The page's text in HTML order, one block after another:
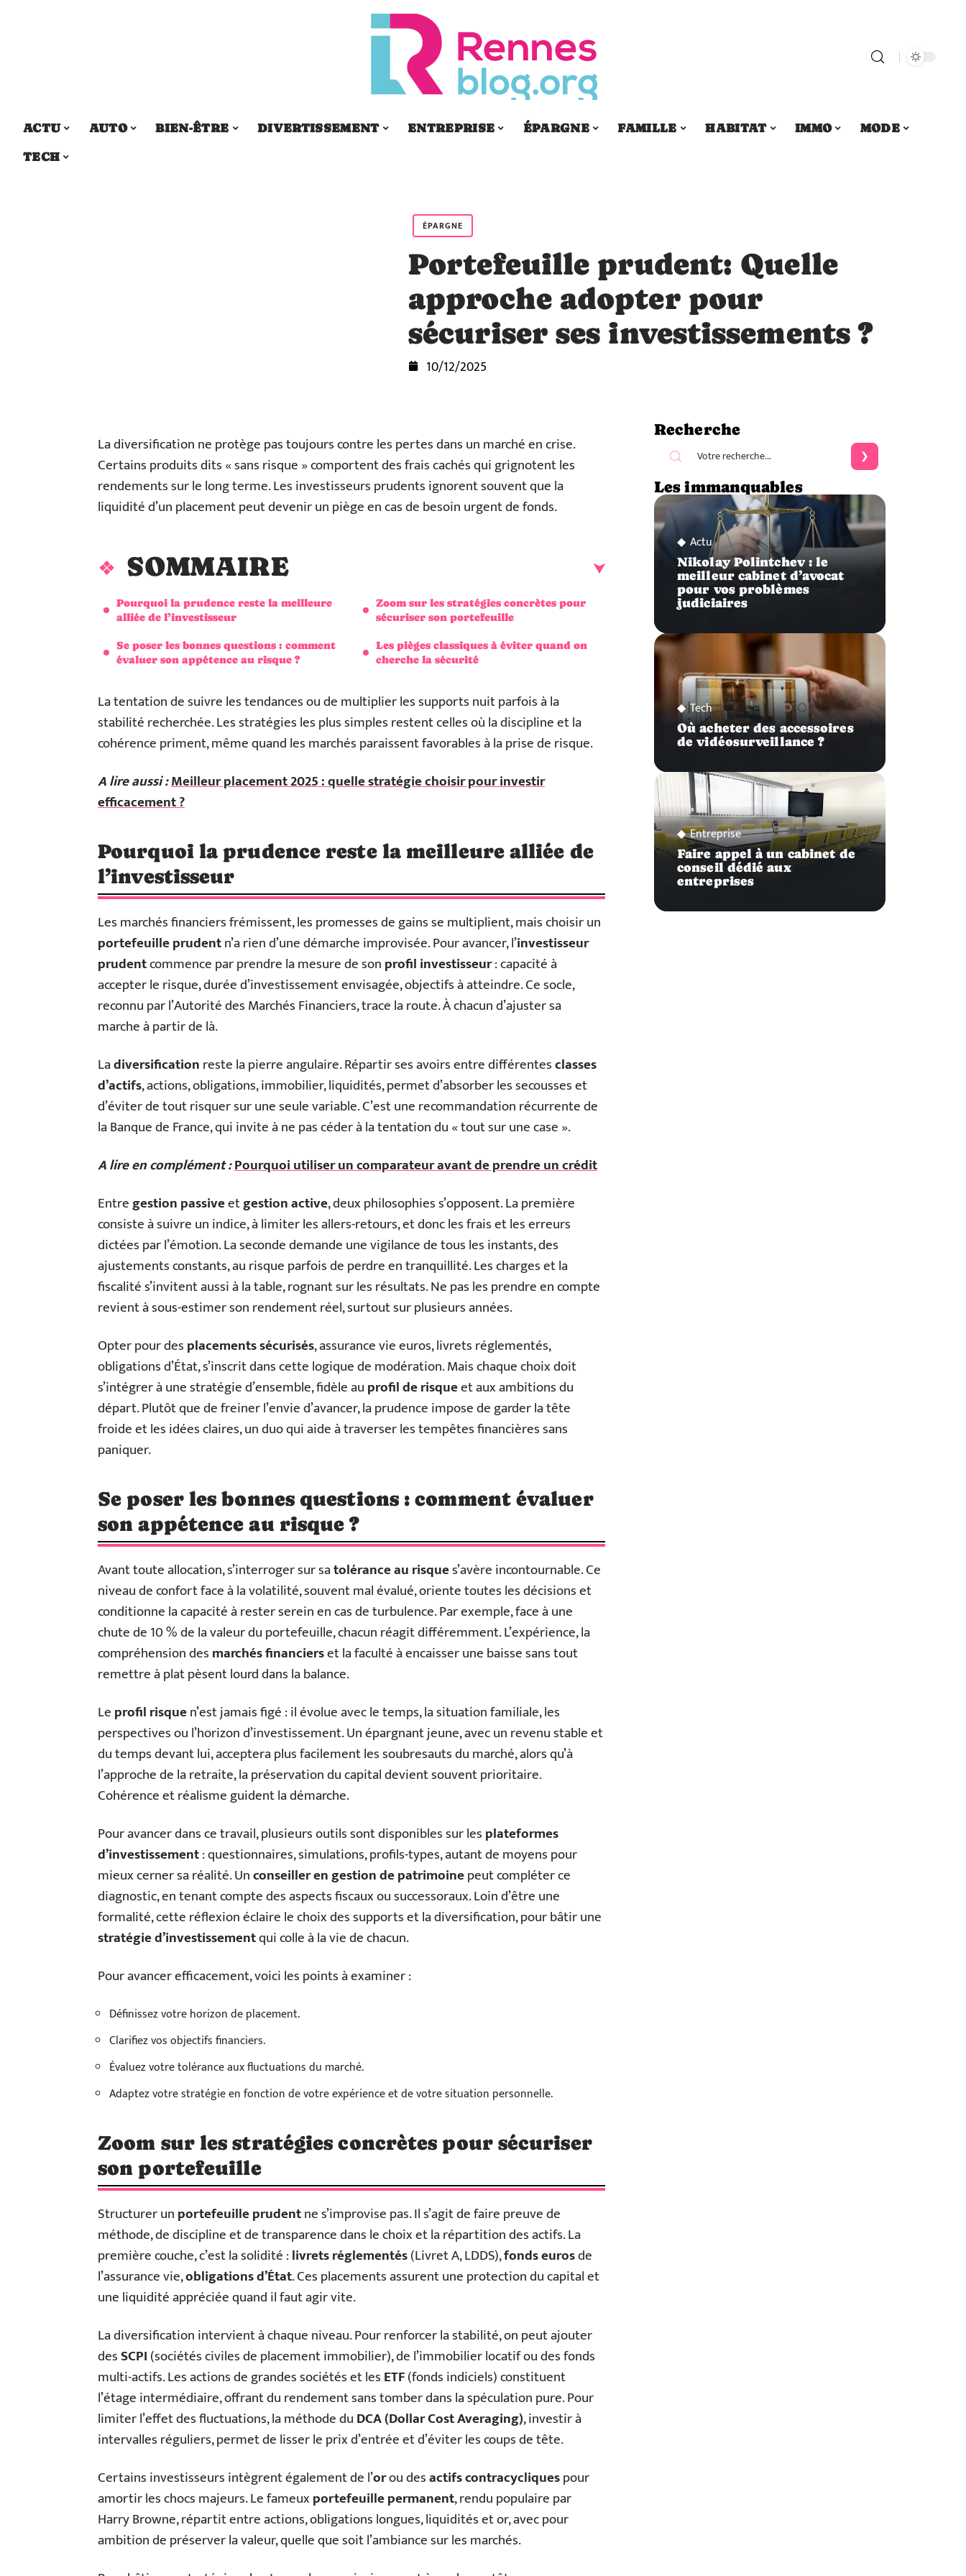
ACTU AUTO BIEN-ÊTRE DIVERTISSEMENT ENTREPRISE ÉPARGNE FAMILLE HABITAT IMMO
MODE
TECH
ÉPARGNE
Portefeuille prudent: Quelle
approche adopter pour
sécuriser ses investissements ?
10/12/2025
La diversification ne protège pas toujours contre les pertes dans un marché en crise.
Certains produits dits « sans risque » comportent des frais cachés qui grignotent les
rendements sur le long terme. Les investisseurs prudents ignorent souvent que la
liquidité d’un placement peut devenir un piège en cas de besoin urgent de fonds.
SOMMAIRE
Pourquoi la prudence reste la meilleure
alliée de l’investisseur
Se poser les bonnes questions : comment
évaluer son appétence au risque ?
Zoom sur les stratégies concrètes pour
sécuriser son portefeuille
Les pièges classiques à éviter quand on
cherche la sécurité
La tentation de suivre les tendances ou de multiplier les supports nuit parfois à la
stabilité recherchée. Les stratégies les plus simples restent celles où la discipline et la
cohérence priment, même quand les marchés paraissent favorables à la prise de risque.
A lire aussi :Meilleur placement 2025 : quelle stratégie choisir pour investir
efficacement ?
Pourquoi la prudence reste la meilleure alliée de
l’investisseur
Les marchés financiers frémissent, les promesses de gains se multiplient, mais choisir un
portefeuille prudentn’a rien d’une démarche improvisée. Pour avancer, l’investisseur
prudentcommence par prendre la mesure de sonprofil investisseur: capacité à
accepter le risque, durée d’investissement envisagée, objectifs à atteindre. Ce socle,
reconnu par l’Autorité des Marchés Financiers, trace la route. À chacun d’ajuster sa
marche à partir de là.
Ladiversificationreste la pierre angulaire. Répartir ses avoirs entre différentesclasses
d’actifs, actions, obligations, immobilier, liquidités, permet d’absorber les secousses et
d’éviter de tout risquer sur une seule variable. C’est une recommandation récurrente de
la Banque de France, qui invite à ne pas céder à la tentation du « tout sur une case ».
A lire en complément :Pourquoi utiliser un comparateur avant de prendre un crédit
Entregestion passiveetgestion active, deux philosophies s’opposent. La première
consiste à suivre un indice, à limiter les allers-retours, et donc les frais et les erreurs
dictées par l’émotion. La seconde demande une vigilance de tous les instants, des
ajustements constants, au risque parfois de perdre en tranquillité. Les charges et la
fiscalité s’invitent aussi à la table, rognant sur les résultats. Ne pas les prendre en compte
revient à sous-estimer son rendement réel, surtout sur plusieurs années.
Opter pour desplacements sécurisés, assurance vie euros, livrets réglementés,
obligations d’État, s’inscrit dans cette logique de modération. Mais chaque choix doit
s’intégrer à une stratégie d’ensemble, fidèle auprofil de risqueet aux ambitions du
départ. Plutôt que de freiner l’envie d’avancer, la prudence impose de garder la tête
froide et les idées claires, un duo qui aide à traverser les tempêtes financières sans
paniquer.
Se poser les bonnes questions : comment évaluer
son appétence au risque ?
Avant toute allocation, s’interroger sur satolérance au risques’avère incontournable. Ce
niveau de confort face à la volatilité, souvent mal évalué, oriente toutes les décisions et
conditionne la capacité à rester serein en cas de turbulence. Par exemple, face à une
chute de 10 % de la valeur du portefeuille, chacun réagit différemment. L’expérience, la
compréhension desmarchés financierset la faculté à encaisser une baisse sans tout
remettre à plat pèsent lourd dans la balance.
Leprofil risquen’est jamais figé : il évolue avec le temps, la situation familiale, les
perspectives ou l’horizon d’investissement. Un épargnant jeune, avec un revenu stable et
du temps devant lui, acceptera plus facilement les soubresauts du marché, alors qu’à
l’approche de la retraite, la préservation du capital devient souvent prioritaire.
Cohérence et réalisme guident la démarche.
Pour avancer dans ce travail, plusieurs outils sont disponibles sur lesplateformes
d’investissement: questionnaires, simulations, profils-types, autant de moyens pour
mieux cerner sa réalité. Unconseiller en gestion de patrimoinepeut compléter ce
diagnostic, en tenant compte des aspects fiscaux ou successoraux. Loin d’être une
formalité, cette réflexion éclaire le choix des supports et la diversification, pour bâtir une
stratégie d’investissementqui colle à la vie de chacun.
Pour avancer efficacement, voici les points à examiner :
Définissez votre horizon de placement.
Clarifiez vos objectifs financiers.
Évaluez votre tolérance aux fluctuations du marché.
Adaptez votre stratégie en fonction de votre expérience et de votre situation personnelle.
Zoom sur les stratégies concrètes pour sécuriser
son portefeuille
Structurer unportefeuille prudentne s’improvise pas. Il s’agit de faire preuve de
méthode, de discipline et de transparence dans le choix et la répartition des actifs. La
première couche, c’est la solidité :livrets réglementés(Livret A, LDDS),fonds eurosde
l’assurance vie,obligations d’État. Ces placements assurent une protection du capital et
une liquidité appréciée quand il faut agir vite.
La diversification intervient à chaque niveau. Pour renforcer la stabilité, on peut ajouter
desSCPI(sociétés civiles de placement immobilier), de l’immobilier locatif ou des fonds
multi-actifs. Les actions de grandes sociétés et lesETF(fonds indiciels) constituent
l’étage intermédiaire, offrant du rendement sans tomber dans la spéculation pure. Pour
limiter l’effet des fluctuations, la méthode duDCA (Dollar Cost Averaging), investir à
intervalles réguliers, permet de lisser le prix d’entrée et d’éviter les coups de tête.
Certains investisseurs intègrent également de l’orou desactifs contracycliquespour
amortir les chocs majeurs. Le fameuxportefeuille permanent, rendu populaire par
Harry Browne, répartit entre actions, obligations longues, liquidités et or, avec pour
ambition de préserver la valeur, quelle que soit l’ambiance sur les marchés.
Recherche
Les immanquables
Actu
Nikolay Polintchev : le
meilleur cabinet d’avocat
pour vos problèmes
judiciaires
Tech
Où acheter des accessoires
de vidéosurveillance ?
Entreprise
Faire appel à un cabinet de
conseil dédié aux
entreprises